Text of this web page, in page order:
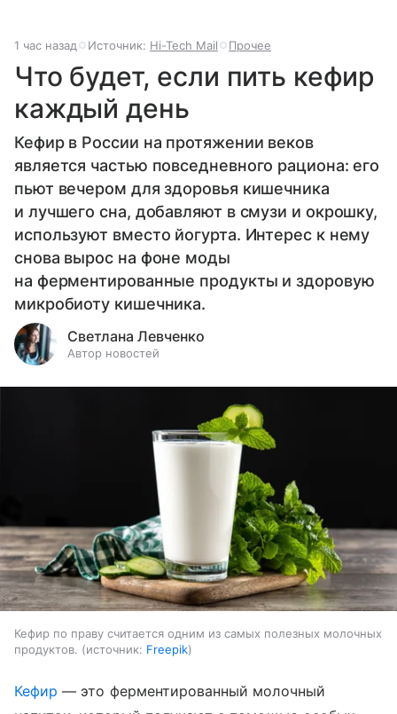
1 час назад Источник: Hi-Tech Mail Прочее
Что будет, если пить кефир
каждый день
Кефир в России на протяжении веков
является частью повседневного рациона: его
пьют вечером для здоровья кишечника
и лучшего сна, добавляют в смузи и окрошку,
используют вместо йогурта. Интерес к нему
снова вырос на фоне моды
на ферментированные продукты и здоровую
микробиоту кишечника.
Светлана Левченко
Автор новостей
Кефир по праву считается одним из самых полезных молочных
продуктов.
источник: Freepik
Кефир — это ферментированный молочный